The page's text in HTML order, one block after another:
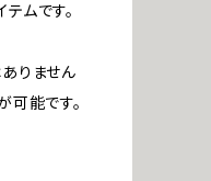
ムです。
りません
可能です。